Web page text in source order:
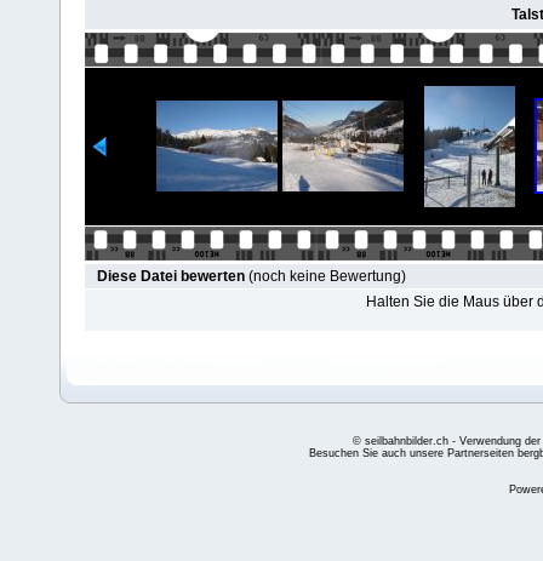
Diese Datei bewerten (noch keine Bewertung)
Halten Sie die Maus über
© seilbahnbilder.ch - Verwendung
Besuchen Sie auch unsere Partnerseiten